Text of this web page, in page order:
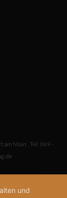
am Main , Tel: 069 -
und